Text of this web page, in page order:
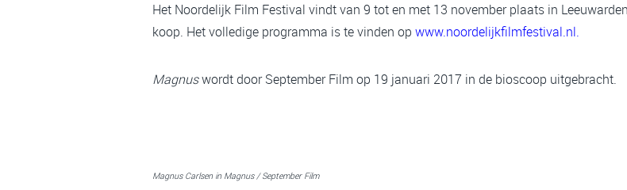
Het Noordelijk Film Festival vindt van 9 tot en met 13 november plaats in
koop. Het volledige programma is te vinden op www.noordelijkfilmfestival.nl.
Magnuswordt door September Film op 19 januari 2017 in de bioscoop uitgebracht.
Magnus Carlsen in Magnus / September Film